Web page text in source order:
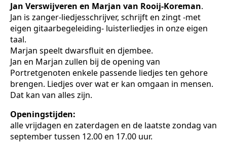
Jan Verswijveren en Marjan van Rooij-Koreman.
Jan is zanger-liedjesschrijver, schrijft en zingt -met
eigen gitaarbegeleiding- luisterliedjes in onze eigen
taal.
Marjan speelt dwarsfluit en djembee.
Jan en Marjan zullen bij de opening van
Portretgenoten enkele passende liedjes ten gehore
brengen. Liedjes over wat er kan omgaan in mensen.
Dat kan van alles zijn.
Openingstijden:
alle vrijdagen en zaterdagen en de laatste zondag van
september tussen 12.00 en 17.00 uur.